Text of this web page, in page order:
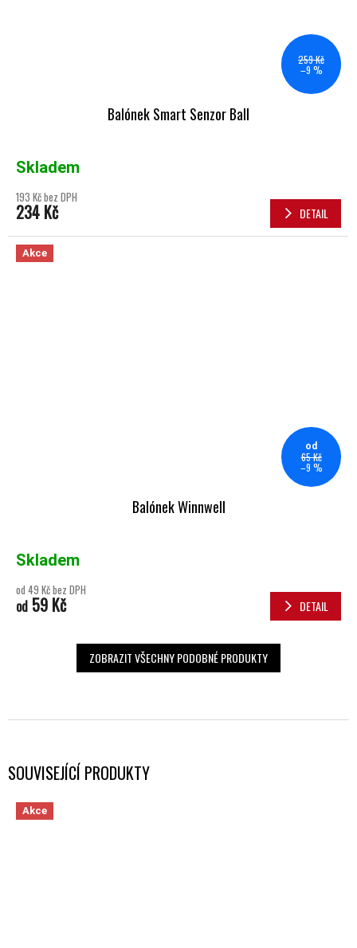
SOUVISEJÍCÍ PRODUKTY
Akce
259 Kč
–9 %
Balónek Smart Senzor Ball
Skladem
193 Kč bez DPH
234 Kč DETAIL
Akce
od
65 Kč
–9 %
Balónek Winnwell
Skladem
od 49 Kč bez DPH
od 59 Kč DETAIL
ZOBRAZIT VŠECHNY PODOBNÉ PRODUKTY